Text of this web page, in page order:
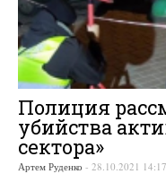
Полиция
убийства
сектора»
Артем Руденко - 28.10.2021 14:17